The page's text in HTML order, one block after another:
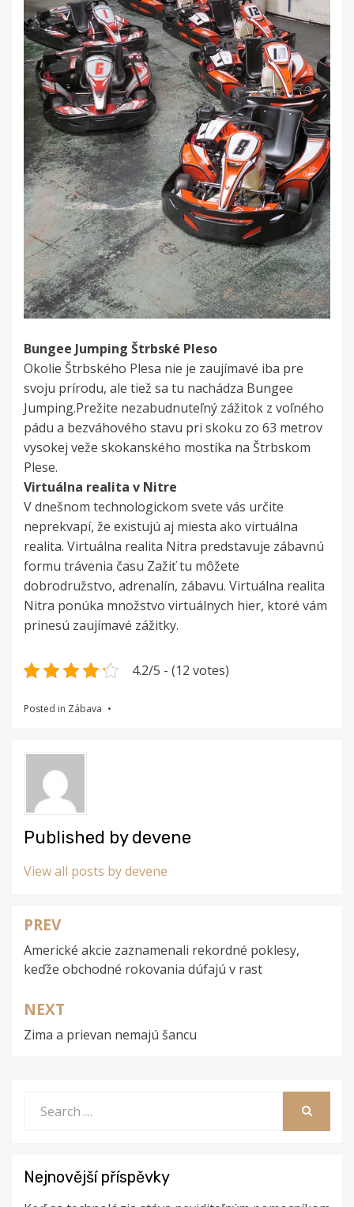
Bungee Jumping Štrbské Pleso
Okolie Štrbského Plesa nie je zaujímavé iba pre
svoju prírodu, ale tiež sa tu nachádza Bungee
Jumping.Prežite nezabudnuteľný zážitok z voľného
pádu a bezváhového stavu pri skoku zo 63 metrov
vysokej veže skokanského mostíka na Štrbskom
Plese.
Virtuálna realita v Nitre
V dnešnom technologickom svete vás určite
neprekvapí, že existujú aj miesta ako virtuálna
realita. Virtuálna realita Nitra predstavuje zábavnú
formu trávenia času Zažiť tu môžete
dobrodružstvo, adrenalín, zábavu. Virtuálna realita
Nitra ponúka množstvo virtuálnych hier, ktoré vám
prinesú zaujímavé zážitky.
4.2/5 - (12 votes)
Posted in Zábava
Published bydevene
View all posts by devene
Navigace
pro
příspěvek
PREV
Americké akcie zaznamenali rekordné poklesy,
keďže obchodné rokovania dúfajú v rast
NEXT
Zima a prievan nemajú šancu
for:
Nejnovější příspěvky